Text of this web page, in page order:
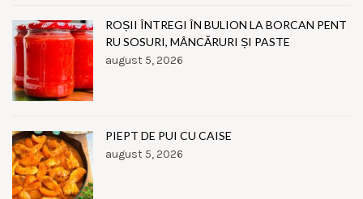
ROȘII ÎNTREGI ÎN BULION LA BORCAN PENT
RU SOSURI, MÂNCĂRURI ȘI PASTE
august 5, 2026
PIEPT DE PUI CU CAISE
august 5, 2026